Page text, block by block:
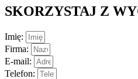
SKORZYSTAJ Z
Imię:
Firma:
E-mail:
Telefon: